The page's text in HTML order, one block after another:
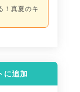
！真夏のキ
に追加